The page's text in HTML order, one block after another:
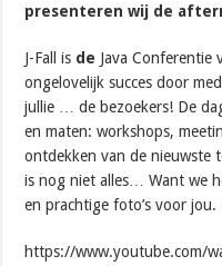
presenteren wij de
J-Fall is de Java Conferentie
ongelovelijk succes door
jullie … de bezoekers! De
en maten: workshops,
ontdekken van de nieuwste
is nog niet alles… Want we
en prachtige foto’s voor jou.
https://www.youtube.com/